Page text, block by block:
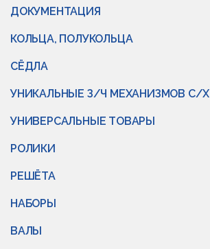
ДОКУМЕНТАЦИЯ
КОЛЬЦА, ПОЛУКОЛЬЦА
СЁДЛА
УНИКАЛЬНЫЕ З/Ч МЕХАНИЗМОВ С/Х
УНИВЕРСАЛЬНЫЕ ТОВАРЫ
РОЛИКИ
РЕШЁТА
НАБОРЫ
ВАЛЫ